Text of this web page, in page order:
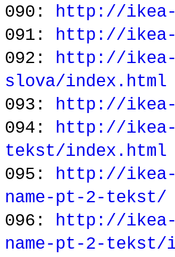
090: http://ikea-
091: http://ikea-
092: http://ikea-
slova/index.html
093: http://ikea-
094: http://ikea-
tekst/index.html
095: http://ikea-
name-pt-2-tekst/
096: http://ikea-
name-pt-2-tekst/